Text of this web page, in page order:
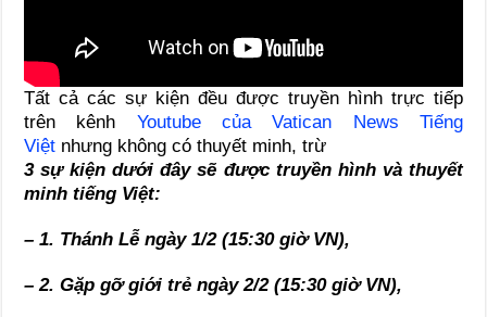
Tất cả các sự kiện đều được truyền hình trực tiếp
trên kênh Youtube của Vatican News Tiếng
Việt nhưng không có thuyết minh, trừ
3 sự kiện dưới đây sẽ được truyền hình và thuyết
minh tiếng Việt:
– 1. Thánh Lễ ngày 1/2 (15:30 giờ VN),
– 2. Gặp gỡ giới trẻ ngày 2/2 (15:30 giờ VN),